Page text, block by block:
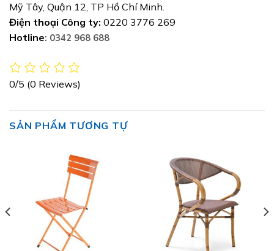
Mỹ Tây, Quận 12, TP Hồ Chí Minh.
Điện thoại Công ty: 0220 3776 269
Hotline: 0342 968 688
0/5 (0 Reviews)
SẢN PHẨM TƯƠNG TỰ